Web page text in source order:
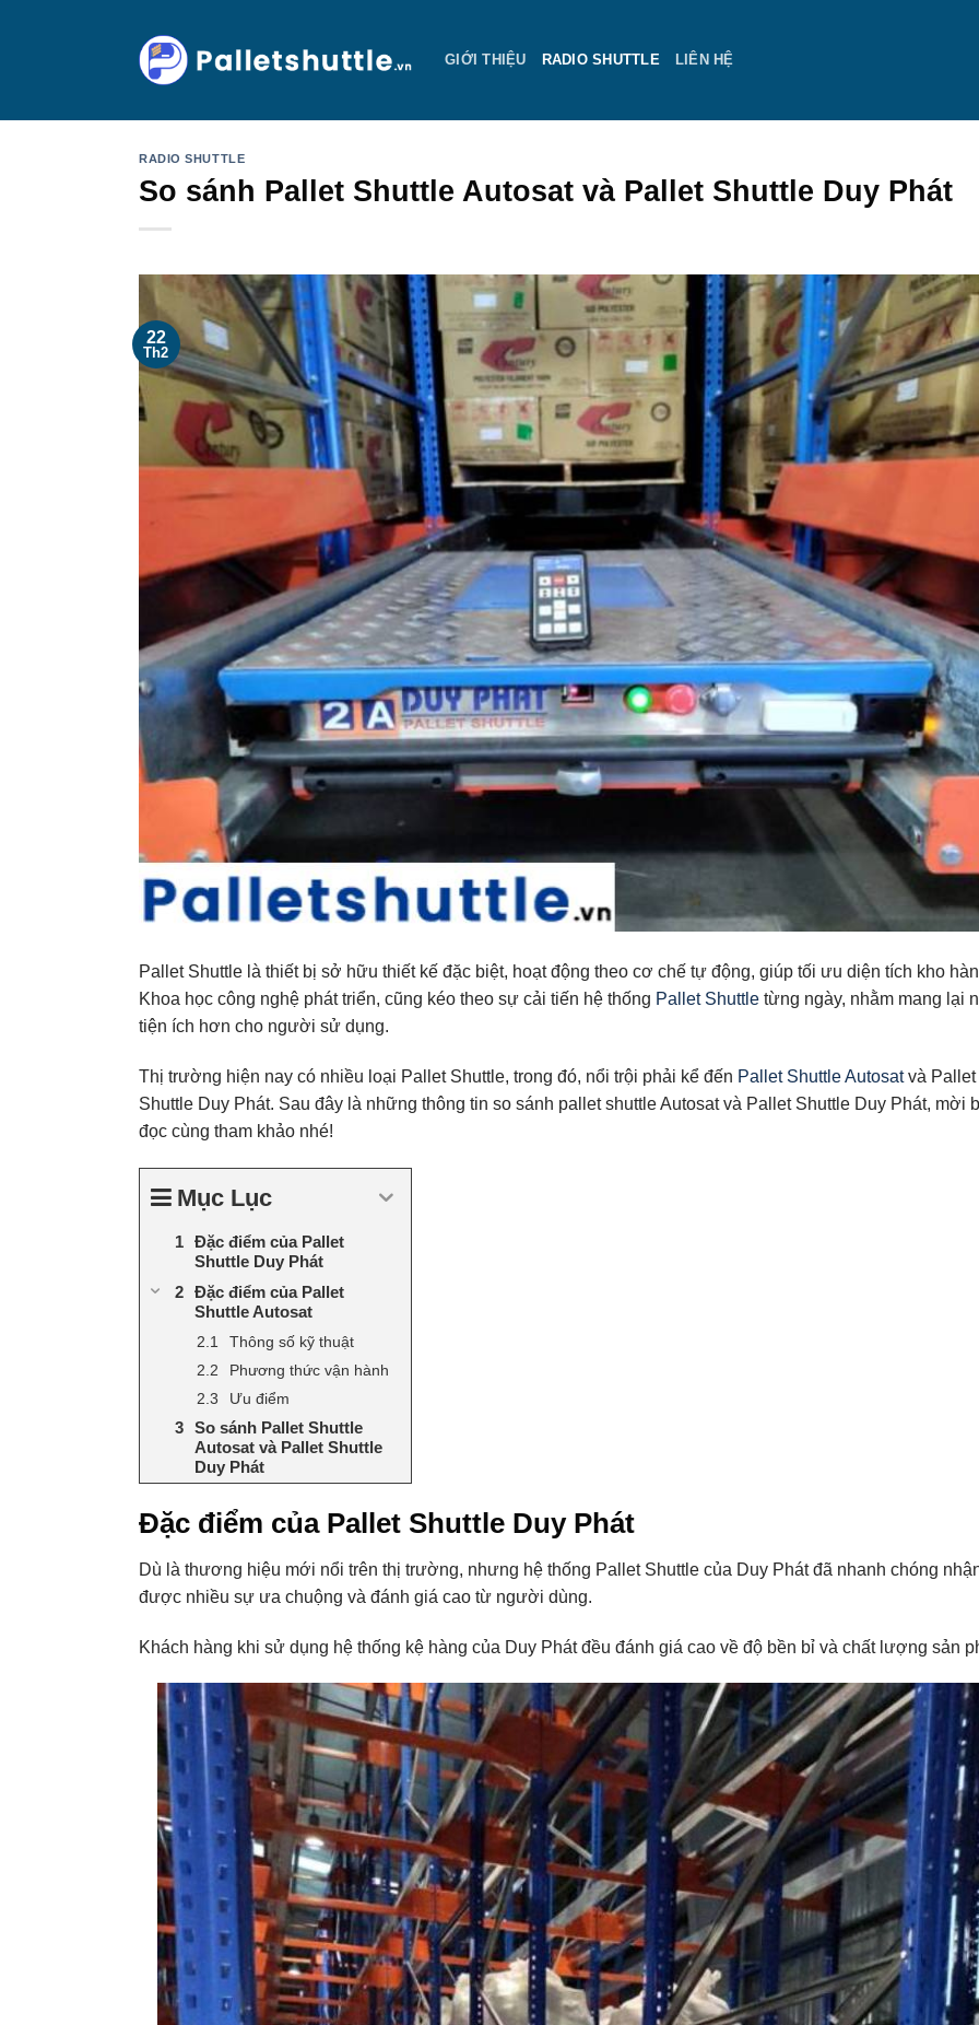
GIỚI THIỆU RADIO SHUTTLE LIÊN HỆ
RADIO SHUTTLE
So sánh Pallet Shuttle Autosat và Pallet Shuttle Duy Phát
22
Th2
Pallet Shuttle là thiết bị sở hữu thiết kế đặc biệt, hoạt động theo cơ chế tự động, giúp tối ưu diện tích kho
Khoa học công nghệ phát triển, cũng kéo theo sự cải tiến hệ thống Pallet Shuttle từng ngày, nhằm mang lại
tiện ích hơn cho người sử dụng.
Thị trường hiện nay có nhiều loại Pallet Shuttle, trong đó, nổi trội phải kể đến Pallet Shuttle Autosatvà Pallet
Shuttle Duy Phát. Sau đây là những thông tin so sánh pallet shuttle Autosat và Pallet Shuttle Duy Phát, mời
đọc cùng tham khảo nhé!
Mục Lục
Đặc điểm của Pallet
Shuttle Duy Phát
Đặc điểm của Pallet
Shuttle Autosat
Thông số kỹ thuật
Phương thức vận hành
Ưu điểm
So sánh Pallet Shuttle
Autosat và Pallet Shuttle
Duy Phát
Đặc điểm của Pallet Shuttle Duy Phát
Dù là thương hiệu mới nổi trên thị trường, nhưng hệ thống Pallet Shuttle của Duy Phát đã nhanh chóng
được nhiều sự ưa chuộng và đánh giá cao từ người dùng.
Khách hàng khi sử dụng hệ thống kệ hàng của Duy Phát đều đánh giá cao về độ bền bỉ và chất lượng sản